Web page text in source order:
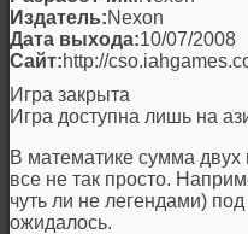
Издатель:Nexon
Дата выхода:10/07/2008
Сайт:http://
Игра закрыта
Игра доступна лишь на
В математике сумма двух
все не так просто.
чуть ли не легендами)
ожидалось.